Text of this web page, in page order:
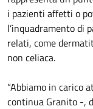
i pazienti affetti o
l’inquadramento di
relati, come
non celiaca.
“Abbiamo in carico
continua Granito -,